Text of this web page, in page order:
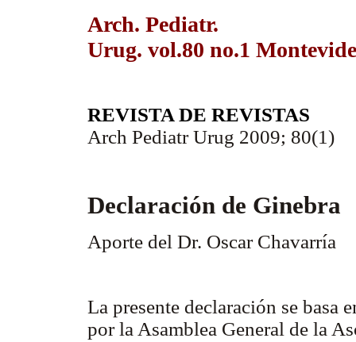
Arch. Pediatr.
Urug. vol.80 no.1
REVISTA DE REVISTAS
Arch Pediatr Urug 2009; 80(1)
Declaración de Ginebra
Aporte del Dr. Oscar Chavarría
La presente declaración se basa
por la Asamblea General de la